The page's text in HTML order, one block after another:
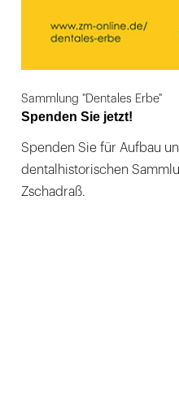
Sammlung "Dentales Erbe"
Spenden Sie jetzt!
Spenden Sie für Aufbau
dentalhistorischen
Zschadraß.